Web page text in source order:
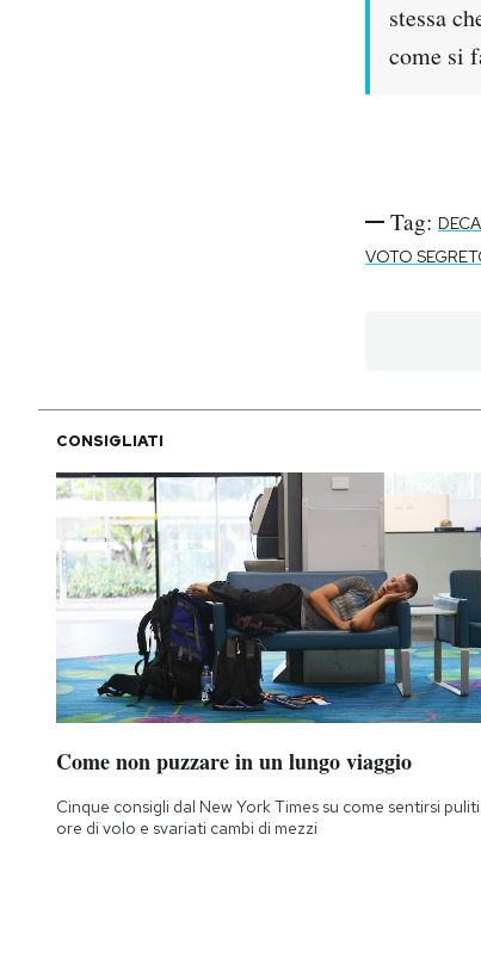
stessa
come si
Tag:
VOTO
CONSIGLIATI
Come non puzzare in un lungo viaggio
Cinque consigli dal New York Times su come sentirsi
ore di volo e svariati cambi di mezzi